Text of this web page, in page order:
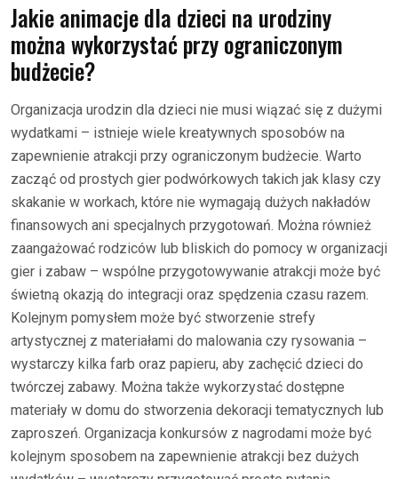
Jakie animacje dla dzieci na urodziny
można wykorzystać przy ograniczonym
budżecie?
Organizacja urodzin dla dzieci nie musi wiązać się z dużymi
wydatkami – istnieje wiele kreatywnych sposobów na
zapewnienie atrakcji przy ograniczonym budżecie. Warto
zacząć od prostych gier podwórkowych takich jak klasy czy
skakanie w workach, które nie wymagają dużych nakładów
finansowych ani specjalnych przygotowań. Można również
zaangażować rodziców lub bliskich do pomocy w organizacji
gier i zabaw – wspólne przygotowywanie atrakcji może być
świetną okazją do integracji oraz spędzenia czasu razem.
Kolejnym pomysłem może być stworzenie strefy
artystycznej z materiałami do malowania czy rysowania –
wystarczy kilka farb oraz papieru, aby zachęcić dzieci do
twórczej zabawy. Można także wykorzystać dostępne
materiały w domu do stworzenia dekoracji tematycznych lub
zaproszeń. Organizacja konkursów z nagrodami może być
kolejnym sposobem na zapewnienie atrakcji bez dużych